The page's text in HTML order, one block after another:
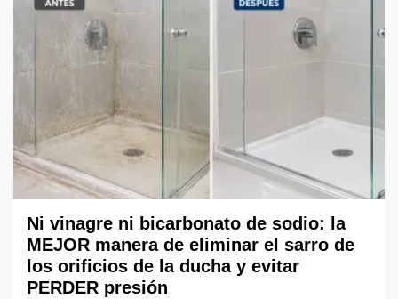
Ni vinagre ni bicarbonato de sodio: la
MEJOR manera de eliminar el sarro de
los orificios de la ducha y evitar
PERDER presión